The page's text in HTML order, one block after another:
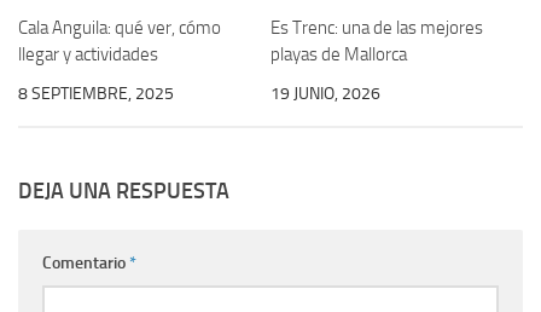
Cala Anguila: qué ver, cómo
llegar y actividades
8 SEPTIEMBRE, 2025
Es Trenc: una de las mejores
playas de Mallorca
19 JUNIO, 2026
DEJA UNA RESPUESTA
Comentario*